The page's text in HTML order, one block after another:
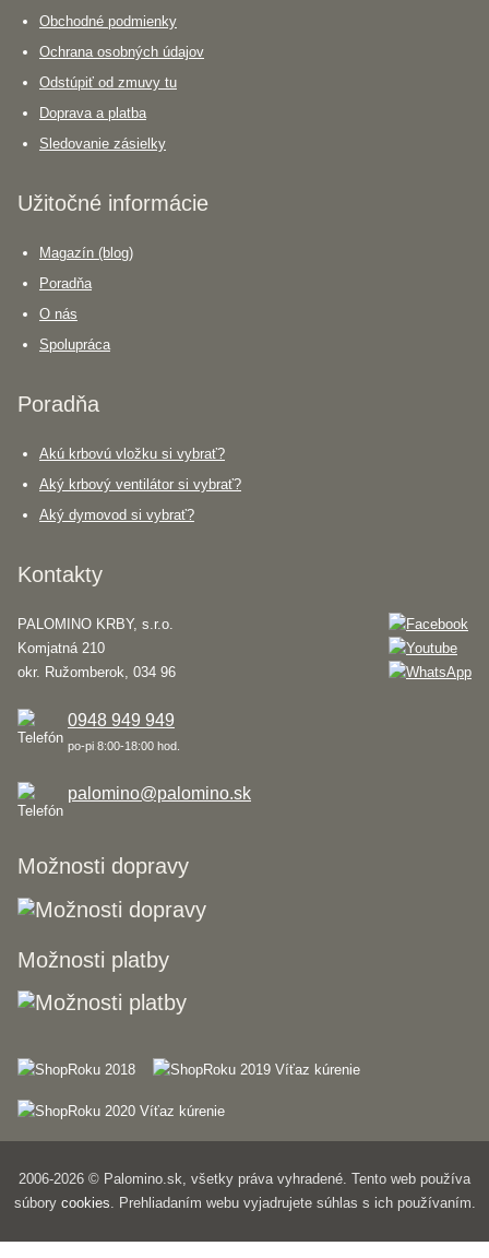
Obchodné podmienky
Ochrana osobných údajov
Odstúpiť od zmuvy tu
Doprava a platba
Sledovanie zásielky
Užitočné informácie
Magazín (blog)
Poradňa
O nás
Spolupráca
Poradňa
Akú krbovú vložku si vybrať?
Aký krbový ventilátor si vybrať?
Aký dymovod si vybrať?
Kontakty
PALOMINO KRBY, s.r.o.
Komjatná 210
okr. Ružomberok, 034 96
0948 949 949
po-pi 8:00-18:00 hod.
palomino@palomino.sk
Možnosti dopravy
Možnosti platby
2006-2026 © Palomino.sk, všetky práva vyhradené. Tento web používa
súbory cookies. Prehliadaním webu vyjadrujete súhlas s ich používaním.